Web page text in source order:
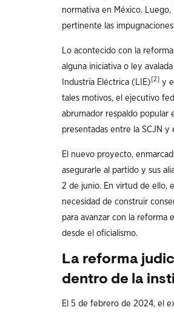
normativa en México.
pertinente las
Lo acontecido con la
alguna iniciativa o ley
Industria Eléctrica (LIE) [2] y
tales motivos, el ejecutivo
abrumador respaldo popular
presentadas entre la SCJN y
El nuevo proyecto,
asegurarle al partido y sus
2 de junio. En virtud de ello,
necesidad de construir
para avanzar con la reforma
desde el oficialismo.
La reforma
dentro de la
El 5 de febrero de 2024, el